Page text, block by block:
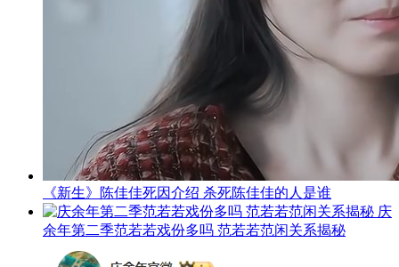
《新生》陈佳佳死因介绍 杀死陈佳佳的人是谁
庆
余年第二季范若若戏份多吗 范若若范闲关系揭秘